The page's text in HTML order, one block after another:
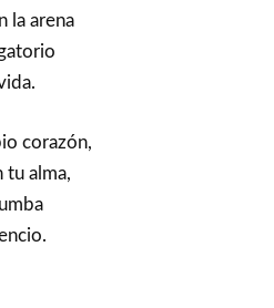
la arena
corazón,
tu alma,